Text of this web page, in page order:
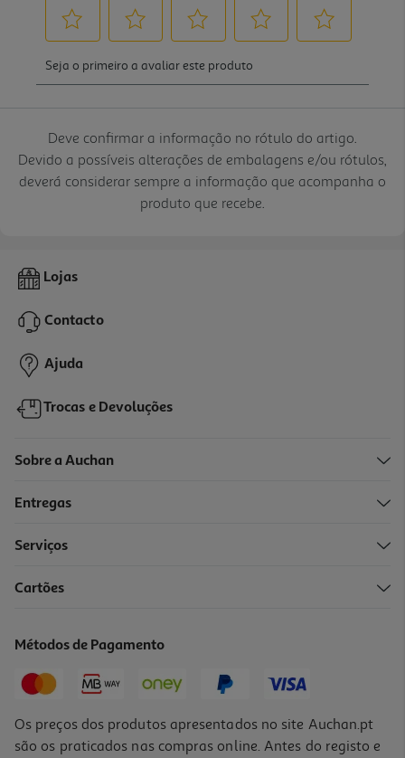
Deve confirmar a informação no rótulo do artigo.
Devido a possíveis alterações de embalagens e/ou rótulos,
deverá considerar sempre a informação que acompanha o
produto que recebe.
Lojas
Contacto
Ajuda
Trocas e Devoluções
Sobre a Auchan
Entregas
Serviços
Cartões
Métodos de Pagamento
Os preços dos produtos apresentados no site Auchan.pt
são os praticados nas compras online. Antes do registo e